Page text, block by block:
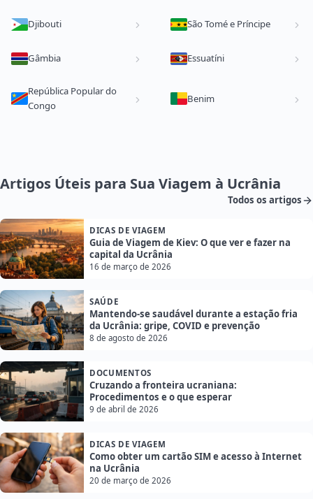
Djibouti São Tomé e Príncipe
Gâmbia Essuatíni
República Popular do
Congo
Benim
Artigos Úteis para Sua Viagem à Ucrânia
Todos os artigos
DICAS DE VIAGEM
Guia de Viagem de Kiev: O que ver e fazer na
capital da Ucrânia
16 de março de 2026
SAÚDE
Mantendo-se saudável durante a estação fria
da Ucrânia: gripe, COVID e prevenção
8 de agosto de 2026
DOCUMENTOS
Cruzando a fronteira ucraniana:
Procedimentos e o que esperar
9 de abril de 2026
DICAS DE VIAGEM
Como obter um cartão SIM e acesso à Internet
na Ucrânia
20 de março de 2026